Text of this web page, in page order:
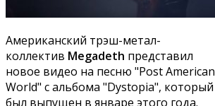
Американский трэш-метал-
коллектив Megadeth представил
новое видео на песню "Post American
World" с альбома "Dystopia", который
был выпущен в январе этого года.